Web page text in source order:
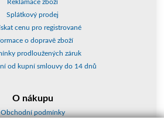
Reklamace zboží
Splátkový prodej
cenu pro registrované
o dopravě zboží
prodloužených záruk
od kupní smlouvy do 14 dnů
O nákupu
Obchodní podmínky